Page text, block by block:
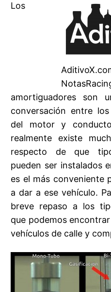
Los
amortiguadores son
conversación entre
del motor y
realmente existe
respecto de que
pueden ser instalados
es el más conveniente
a dar a ese vehículo.
breve repaso a los
que podemos
vehículos de calle y